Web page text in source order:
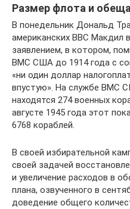
Размер флота и
В понедельник Дональд
американских ВВС Макдил
заявлением, в котором,
ВМС США до 1914 года с
«ни один доллар
впустую». На службе ВМС
находятся 274 военных
августе 1945 года этот
6768 кораблей.
В своей избирательной
своей задачей
и увеличение расходов в
плана, озвученного в
доведение общего